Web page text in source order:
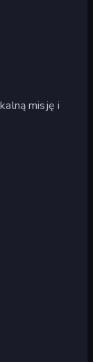
misję i